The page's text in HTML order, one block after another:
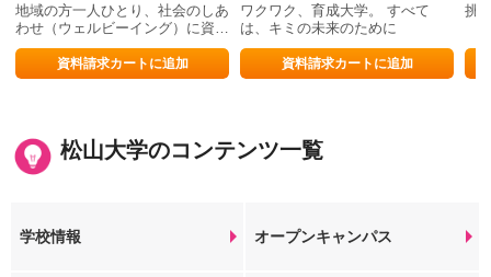
地域の方一人ひとり、社会のしあ
わせ（ウェルビーイング）に資す
る人材を育成する大学
資料請求カートに追加
ワクワク、育成大学。 すべて
は、キミの未来のために
資料請求カートに追加
挑
松山大学のコンテンツ一覧
学校情報 オープンキャンパス